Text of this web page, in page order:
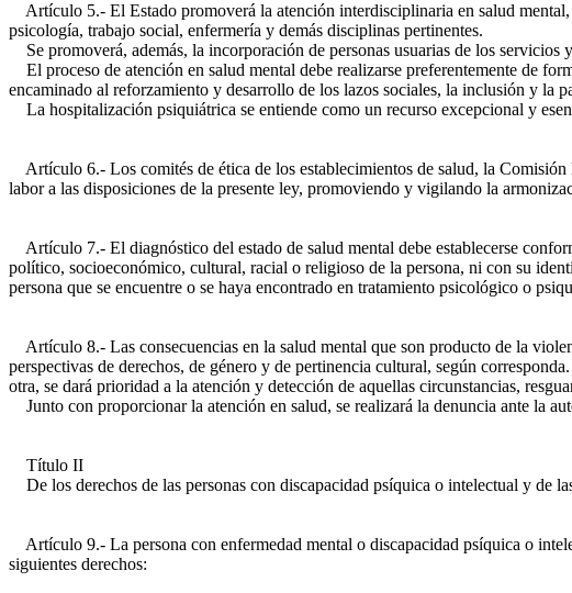
Artículo 5.- El Estado promoverá la atención interdisciplinaria en salud
psicología, trabajo social, enfermería y demás disciplinas pertinentes.
Se promoverá, además, la incorporación de personas usuarias de los
El proceso de atención en salud mental debe realizarse preferentemente de
encaminado al reforzamiento y desarrollo de los lazos sociales, la inclusión y la
La hospitalización psiquiátrica se entiende como un recurso excepcional y
Artículo 6.- Los comités de ética de los establecimientos de salud, la Comisión
labor a las disposiciones de la presente ley, promoviendo y vigilando la
Artículo 7.- El diagnóstico del estado de salud mental debe establecerse
político, socioeconómico, cultural, racial o religioso de la persona, ni con su
persona que se encuentre o se haya encontrado en tratamiento psicológico o
Artículo 8.- Las consecuencias en la salud mental que son producto de la
perspectivas de derechos, de género y de pertinencia cultural, según
otra, se dará prioridad a la atención y detección de aquellas circunstancias,
Junto con proporcionar la atención en salud, se realizará la denuncia ante la
Título II
De los derechos de las personas con discapacidad psíquica o intelectual y de
Artículo 9.- La persona con enfermedad mental o discapacidad psíquica o
siguientes derechos: